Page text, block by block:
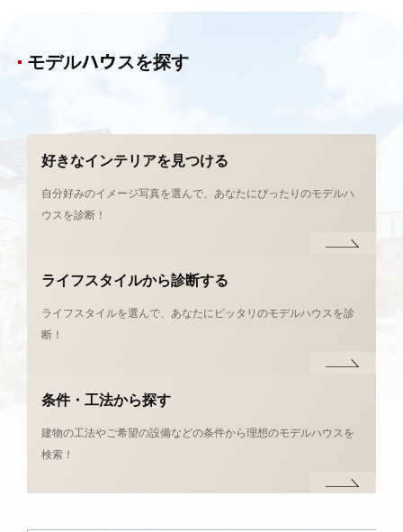
モデルハウスを探す
好きなインテリアを見つける
自分好みのイメージ写真を選んで、あなたにぴったりのモデルハ
ウスを診断！
ライフスタイルから診断する
ライフスタイルを選んで、あなたにピッタリのモデルハウスを診
断！
条件・工法から探す
建物の工法やご希望の設備などの条件から理想のモデルハウスを
検索！